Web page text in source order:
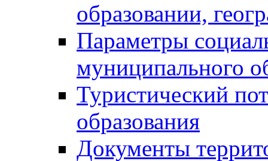
образовании,
Параметры
муниципального
Туристический
образования
Документы